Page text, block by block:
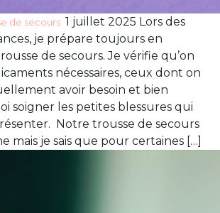
de secours 1 juillet 2025 Lors des
je prépare toujours en
de secours. Je vérifie qu’on
nécessaires, ceux dont on
avoir besoin et bien
soigner les petites blessures qui
Notre trousse de secours
mais je sais que pour certaines […]